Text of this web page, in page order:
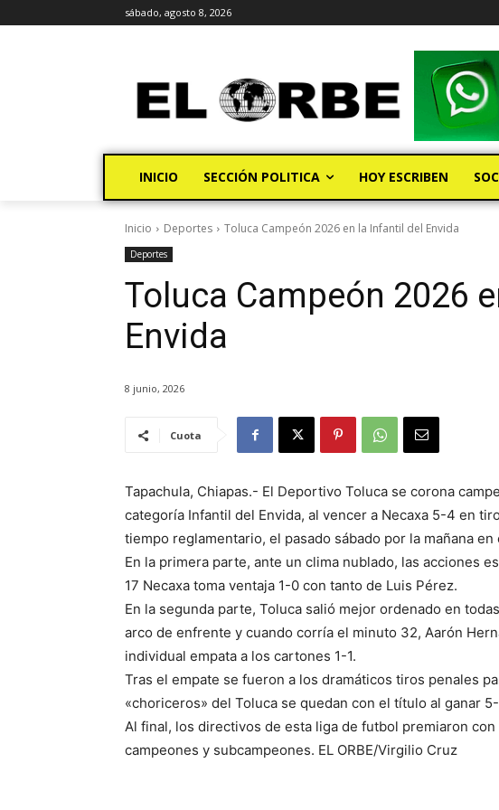
sábado, agosto 8, 2026
INICIO SECCIÓN POLITICA HOY ESCRIBEN
Inicio Deportes Toluca Campeón 2026 en la Infantil del Envida
Deportes
Toluca Campeón 2026
Envida
8 junio, 2026
Cuota
Tapachula, Chiapas.- El Deportivo Toluca se corona
categoría Infantil del Envida, al vencer a Necaxa 5-4 en
tiempo reglamentario, el pasado sábado por la mañana en
En la primera parte, ante un clima nublado, las acciones
17 Necaxa toma ventaja 1-0 con tanto de Luis Pérez.
En la segunda parte, Toluca salió mejor ordenado en
arco de enfrente y cuando corría el minuto 32, Aarón
individual empata a los cartones 1-1.
Tras el empate se fueron a los dramáticos tiros penales
«choriceros» del Toluca se quedan con el título al ganar
Al final, los directivos de esta liga de futbol premiaron
campeones y subcampeones. EL ORBE/Virgilio Cruz